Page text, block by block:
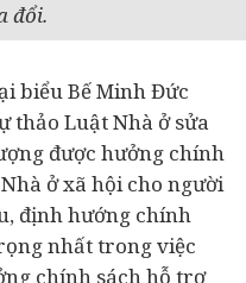
đổi.
biểu Bế Minh Đức
thảo Luật Nhà ở sửa
được hưởng chính
ở xã hội cho người
định hướng chính
nhất trong việc
chính sách hỗ trợ